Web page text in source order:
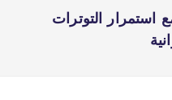
استمرار التوترات